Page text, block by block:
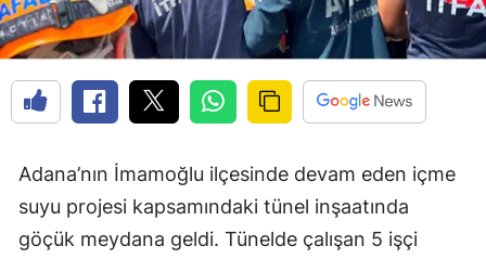
Adana’nın İmamoğlu ilçesinde devam eden içme
suyu projesi kapsamındaki tünel inşaatında
göçük meydana geldi. Tünelde çalışan 5 işçi